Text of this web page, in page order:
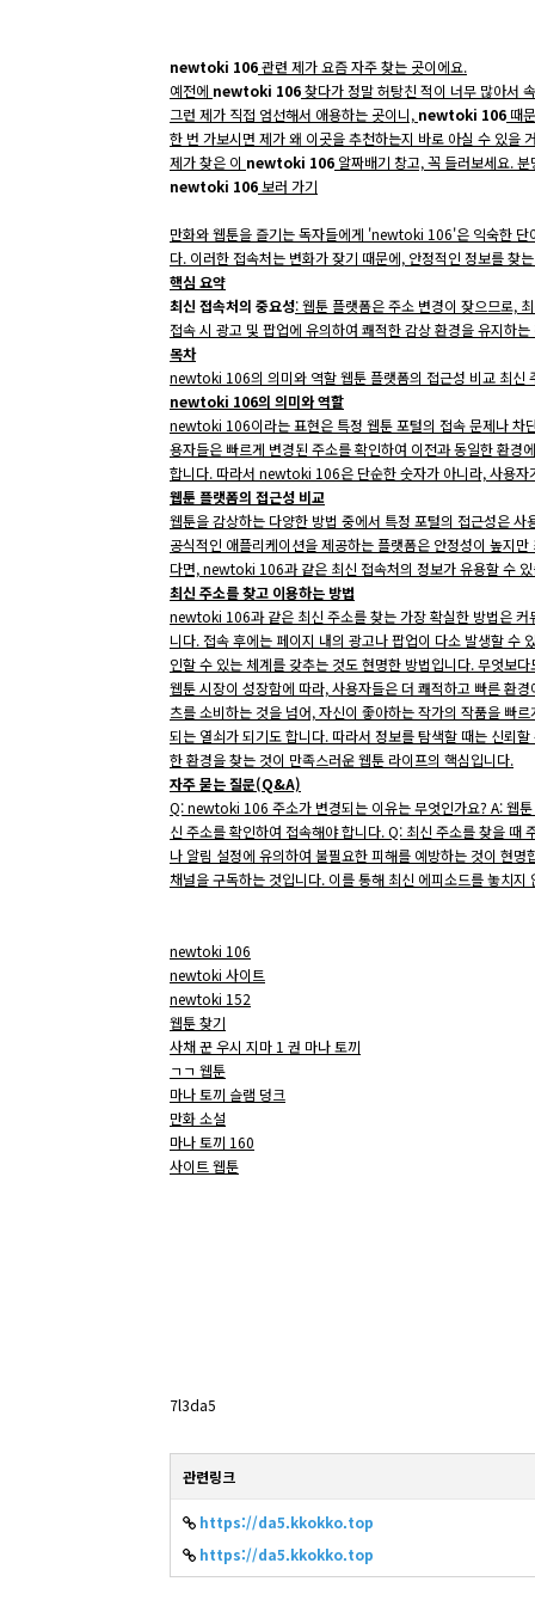
newtoki 106관련 제가 요즘 자주 찾는 곳이에요.
예전에 newtoki 106찾다가 정말 허탕친 적이 너무 많아서
그런 제가 직접 엄선해서 애용하는 곳이니, newtoki 106 때
한 번 가보시면 제가 왜 이곳을 추천하는지 바로 아실 수 있을
제가 찾은 이 newtoki 106 알짜배기 창고, 꼭 들러보세요.
newtoki 106보러 가기
만화와 웹툰을 즐기는 독자들에게 'newtoki 106'은 익숙한 단
다. 이러한 접속처는 변화가 잦기 때문에, 안정적인 정보를 찾
핵심 요약
최신 접속처의 중요성: 웹툰 플랫폼은 주소 변경이 잦으므로,
접속 시 광고 및 팝업에 유의하여 쾌적한 감상 환경을 유지하
목차
newtoki 106의 의미와 역할 웹툰 플랫폼의 접근성 비교 최신
newtoki 106의 의미와 역할
newtoki 106이라는 표현은 특정 웹툰 포털의 접속 문제나 차
용자들은 빠르게 변경된 주소를 확인하여 이전과 동일한 환경
합니다. 따라서 newtoki 106은 단순한 숫자가 아니라, 사용
웹툰 플랫폼의 접근성 비교
웹툰을 감상하는 다양한 방법 중에서 특정 포털의 접근성은
공식적인 애플리케이션을 제공하는 플랫폼은 안정성이 높지
다면, newtoki 106과 같은 최신 접속처의 정보가 유용할 수
최신 주소를 찾고 이용하는 방법
newtoki 106과 같은 최신 주소를 찾는 가장 확실한 방법은 커
니다. 접속 후에는 페이지 내의 광고나 팝업이 다소 발생할 수
인할 수 있는 체계를 갖추는 것도 현명한 방법입니다. 무엇보
웹툰 시장이 성장함에 따라, 사용자들은 더 쾌적하고 빠른 환
츠를 소비하는 것을 넘어, 자신이 좋아하는 작가의 작품을 빠
되는 열쇠가 되기도 합니다. 따라서 정보를 탐색할 때는 신뢰
한 환경을 찾는 것이 만족스러운 웹툰 라이프의 핵심입니다.
자주 묻는 질문(Q&A)
Q: newtoki 106 주소가 변경되는 이유는 무엇인가요? A: 웹
신 주소를 확인하여 접속해야 합니다. Q: 최신 주소를 찾을 때
나 알림 설정에 유의하여 불필요한 피해를 예방하는 것이 현
채널을 구독하는 것입니다. 이를 통해 최신 에피소드를 놓치
newtoki 106
newtoki 사이트
newtoki 152
웹툰 찾기
사채 꾼 우시 지마 1 권 마나 토끼
ㄱㄱ 웹툰
마나 토끼 슬램 덩크
만화 소설
마나 토끼 160
사이트 웹툰
7l3da5
관련링크
https://da5.kkokko.top
https://da5.kkokko.top